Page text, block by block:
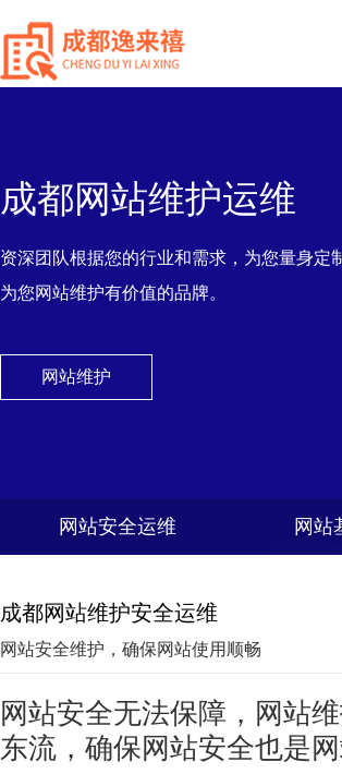
成都网站维护运维
资深团队根据您的行业和需求，为您量身定
为您网站维护有价值的品牌。
网站维护
网站安全运维 网站
成都网站维护安全运维
网站安全维护，确保网站使用顺畅
网站安全无法保障，网站
东流，确保网站安全也是